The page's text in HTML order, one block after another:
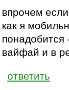
впрочем
как я
понадобится
вайфай и в
ответить